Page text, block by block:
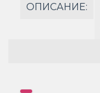
ОПИСАНИЕ: